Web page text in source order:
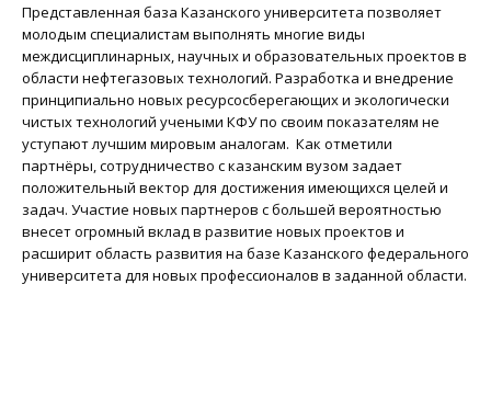
Представленная база Казанского университета позволяет
молодым специалистам выполнять многие виды
междисциплинарных, научных и образовательных проектов в
области нефтегазовых технологий. Разработка и внедрение
принципиально новых ресурсосберегающих и экологически
чистых технологий учеными КФУ по своим показателям не
уступают лучшим мировым аналогам. Как отметили
партнёры, сотрудничество с казанским вузом задает
положительный вектор для достижения имеющихся целей и
задач. Участие новых партнеров с большей вероятностью
внесет огромный вклад в развитие новых проектов и
расширит область развития на базе Казанского федерального
университета для новых профессионалов в заданной области.